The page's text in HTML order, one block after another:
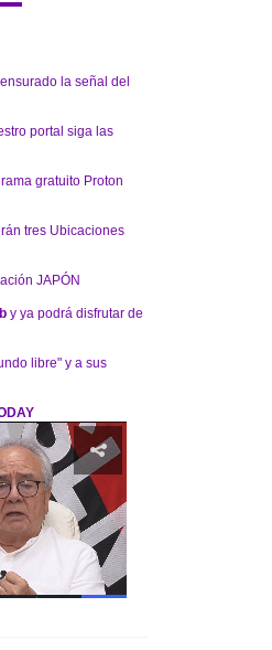
la señal del
portal siga las
gratuito Proton
tres Ubicaciones
JAPÓN
y ya podrá disfrutar de
libre" y a sus